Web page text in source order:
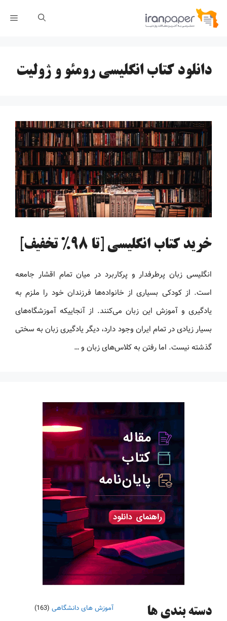
پرش
دانلود کتاب انگلیسی رومئو و ژولیت
خرید کتاب انگلیسی [تا 98% تخفیف]
انگلیسی زبان پرطرفدار و پرکاربرد در میان تمام اقشار جامعه
است. از کودکی بسیاری از خانواده‌ها فرزندان خود را ملزم به
یادگیری و آموزش این زبان می‌کنند. از آنجاییکه آموزشگاه‌های
بسیار زیادی در تمام ایران وجود دارد، دیگر یادگیری زبان به سختی
گذشته نیست. اما رفتن به کلاس‌های زبان و …
دسته‌ بندی ها آموزش های دانشگاهی (163)